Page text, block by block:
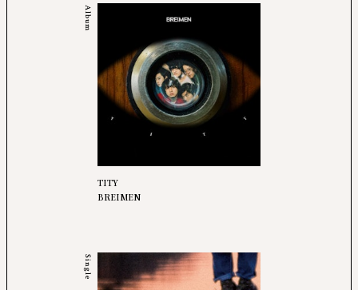
TITY
BREIMEN
Album
Single